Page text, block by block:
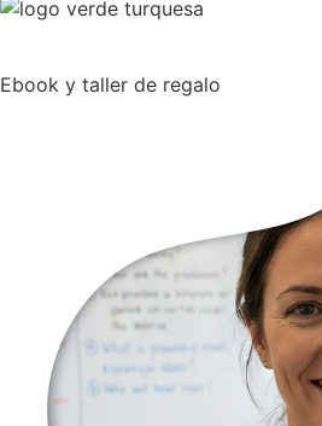
Ebook y taller de regalo